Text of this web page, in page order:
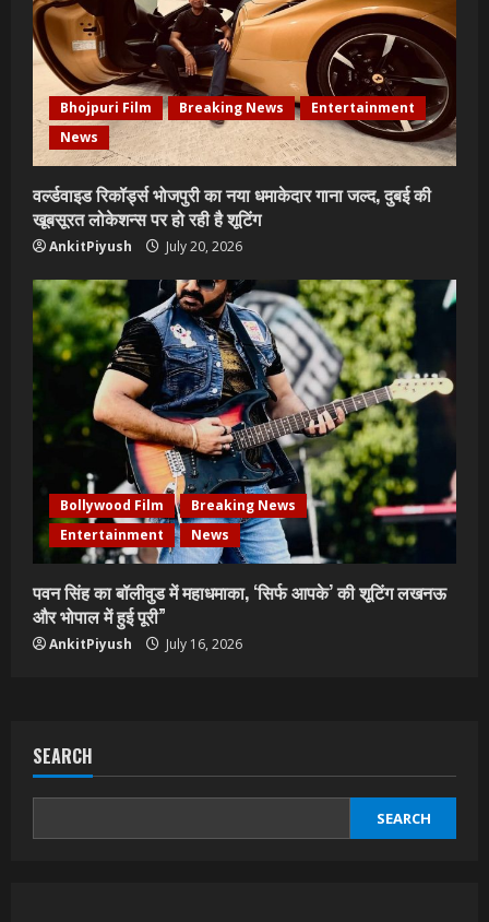
Bhojpuri Film Breaking News
Entertainment
News
वर्ल्डवाइड रिकॉर्ड्स भोजपुरी का नया धमाकेदार गाना जल्द, दुबई की
खूबसूरत लोकेशन्स पर हो रही है शूटिंग
AnkitPiyush July 20, 2026
Bollywood Film
Breaking News
Entertainment
News
पवन सिंह का बॉलीवुड में महाधमाका, ‘सिर्फ आपके’ की शूटिंग लखनऊ
और भोपाल में हुई पूरी”
AnkitPiyush July 16, 2026
SEARCH
SEARCH